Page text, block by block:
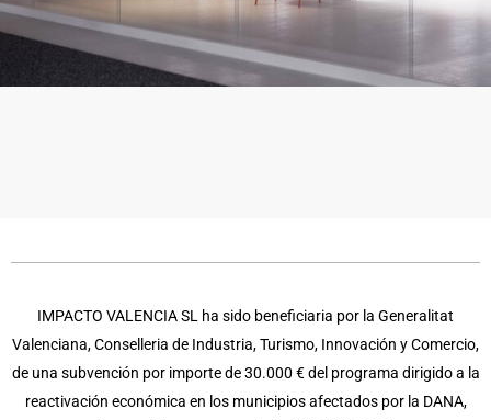
IMPACTO VALENCIA SL ha sido beneficiaria por la Generalitat
Valenciana, Conselleria de Industria, Turismo, Innovación y Comercio,
de una subvención por importe de 30.000 € del programa dirigido a la
reactivación económica en los municipios afectados por la DANA,